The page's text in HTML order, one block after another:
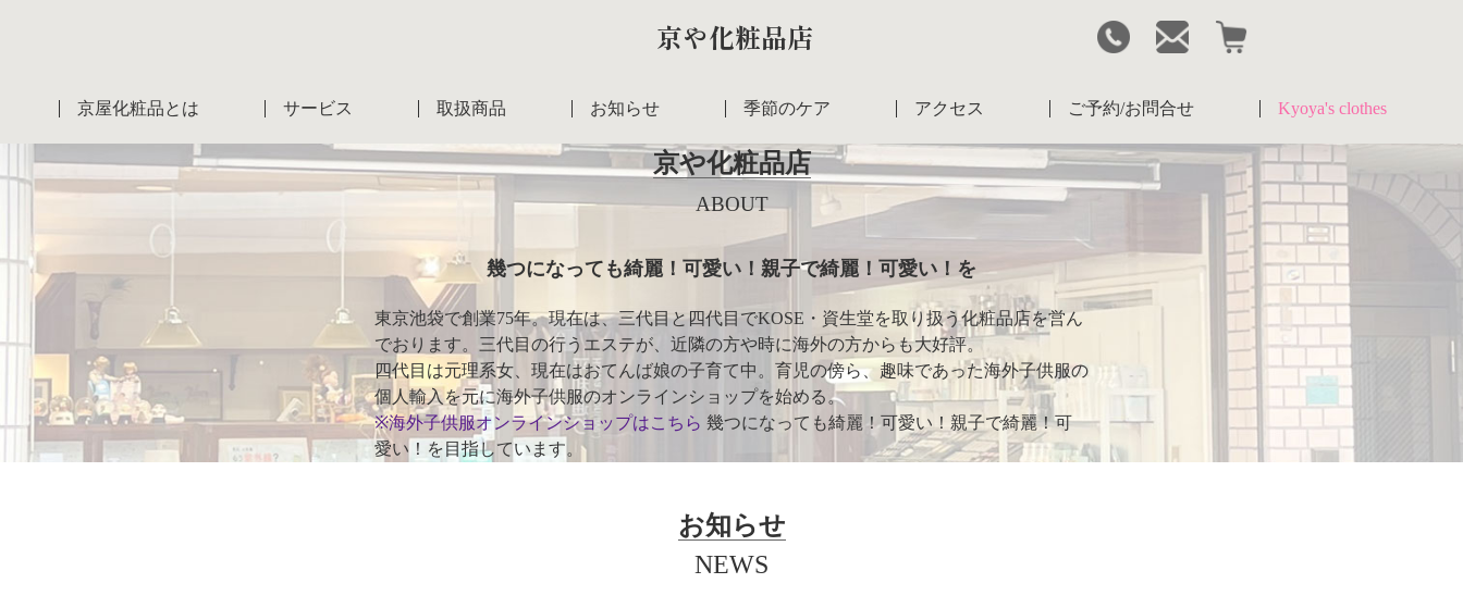
京や化粧品店
京屋化粧品とは サービス 取扱商品 お知らせ 季節のケア アクセス ご予約/お問合せ Kyoya's clothes
京や化粧品店
ABOUT
幾つになっても綺麗！可愛い！親子で綺麗！可愛い！を
東京池袋で創業75年。現在は、三代目と四代目でKOSE・資生堂を取り扱う化粧品店を営ん
でおります。三代目の行うエステが、近隣の方や時に海外の方からも大好評。
四代目は元理系女、現在はおてんば娘の子育て中。育児の傍ら、趣味であった海外子供服の
個人輸入を元に海外子供服のオンラインショップを始める。
※海外子供服オンラインショップはこちら 幾つになっても綺麗！可愛い！親子で綺麗！可
愛い！を目指しています。
お知らせ
NEWS